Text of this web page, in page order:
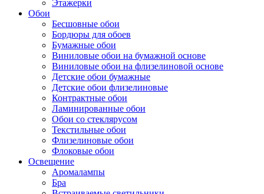
Этажерки
Обои
Бесшовные обои
Бордюры для обоев
Бумажные обои
Виниловые обои на бумажной основе
Виниловые обои на флизелиновой основе
Детские обои бумажные
Детские обои флизелиновые
Контрактные обои
Ламинированные обои
Обои со стеклярусом
Текстильные обои
Флизелиновые обои
Флоковые обои
Освещение
Аромалампы
Бра